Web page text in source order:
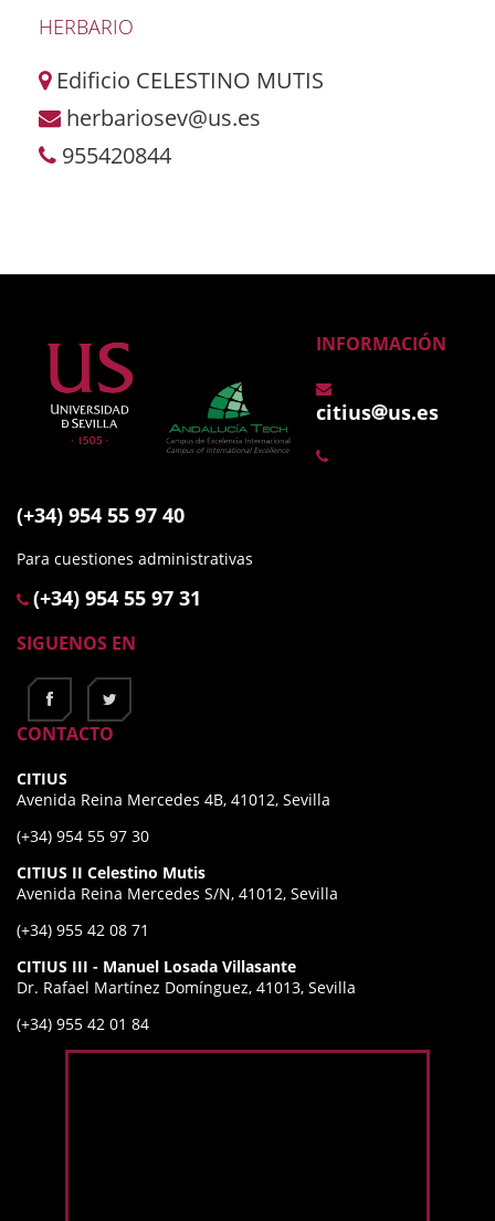
HERBARIO
Edificio CELESTINO MUTIS
herbariosev@us.es
955420844
INFORMACIÓN
citius us.es
(+34) 954 55 97 40
Para cuestiones administrativas
(+34) 954 55 97 31
SIGUENOS EN
CONTACTO
CITIUS
Avenida Reina Mercedes 4B, 41012, Sevilla
(+34) 954 55 97 30
CITIUS II Celestino Mutis
Avenida Reina Mercedes S/N, 41012, Sevilla
(+34) 955 42 08 71
CITIUS III - Manuel Losada Villasante
Dr. Rafael Martínez Domínguez, 41013, Sevilla
(+34) 955 42 01 84